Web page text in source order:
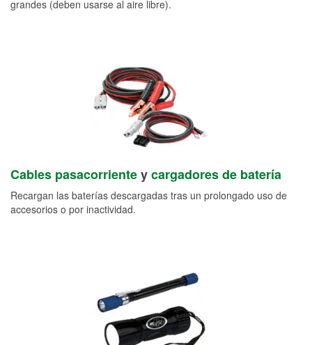
grandes (deben usarse al aire libre).
Cables pasacorrienteycargadores de batería
Recargan las baterías descargadas tras un prolongado uso de
accesorios o por inactividad.